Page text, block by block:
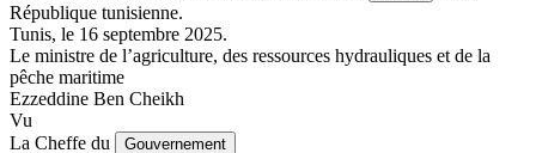
République tunisienne.
Tunis, le 16 septembre 2025.
Le ministre de l’agriculture, des ressources hydrauliques et de la
pêche maritime
Ezzeddine Ben Cheikh
Vu
La Cheffe du
Gouvernement